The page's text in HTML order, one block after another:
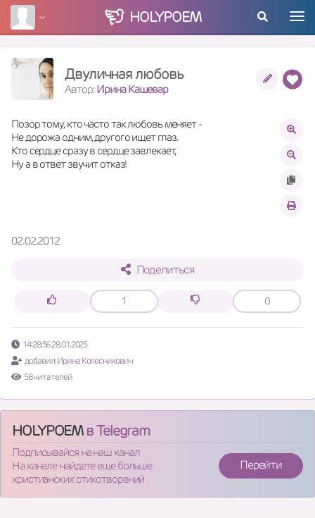
HOLYPOEM
Двуличная любовь
Автор:Ирина Кашевар
Позор тому, кто часто так любовь меняет -
Не дорожа одним, другого ищет глаз.
Кто сердце сразу в сердце завлекает,
Ну а в ответ звучит отказ!
02.02.2012
Поделиться
1 0
14:28:56 28.01.2025
добавил: Ирина Колесникович
58 читателей
HOLYPOEMв Telegram
Подписывайся на наш канал
На канале найдете еще больше
христианских стихотворений
Перейти